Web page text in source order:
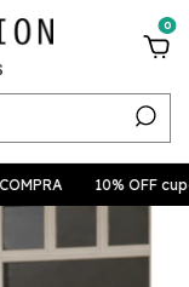
0
10% OFF cupom